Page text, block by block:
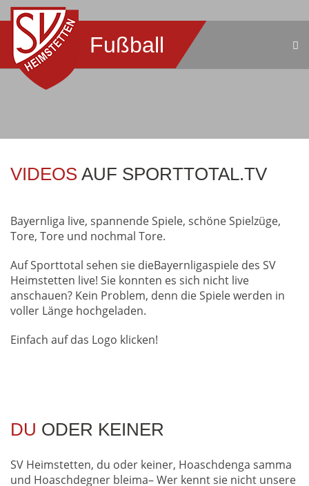
Fußball
VIDEOS AUF SPORTTOTAL.TV
Bayernliga live, spannende Spiele, schöne Spielzüge,
Tore, Tore und nochmal Tore.
Auf Sporttotal sehen sie dieBayernligaspiele des SV
Heimstetten live! Sie konnten es sich nicht live
anschauen? Kein Problem, denn die Spiele werden in
voller Länge hochgeladen.
Einfach auf das Logo klicken!
DU ODER KEINER
SV Heimstetten, du oder keiner, Hoaschdenga samma
und Hoaschdegner bleima– Wer kennt sie nicht unsere